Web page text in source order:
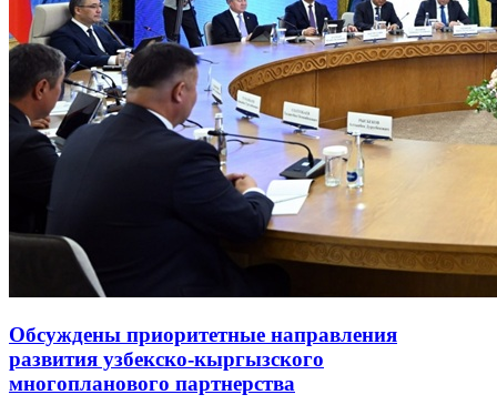
Обсуждены приоритетные направления
развития узбекско-кыргызского
многопланового партнерства